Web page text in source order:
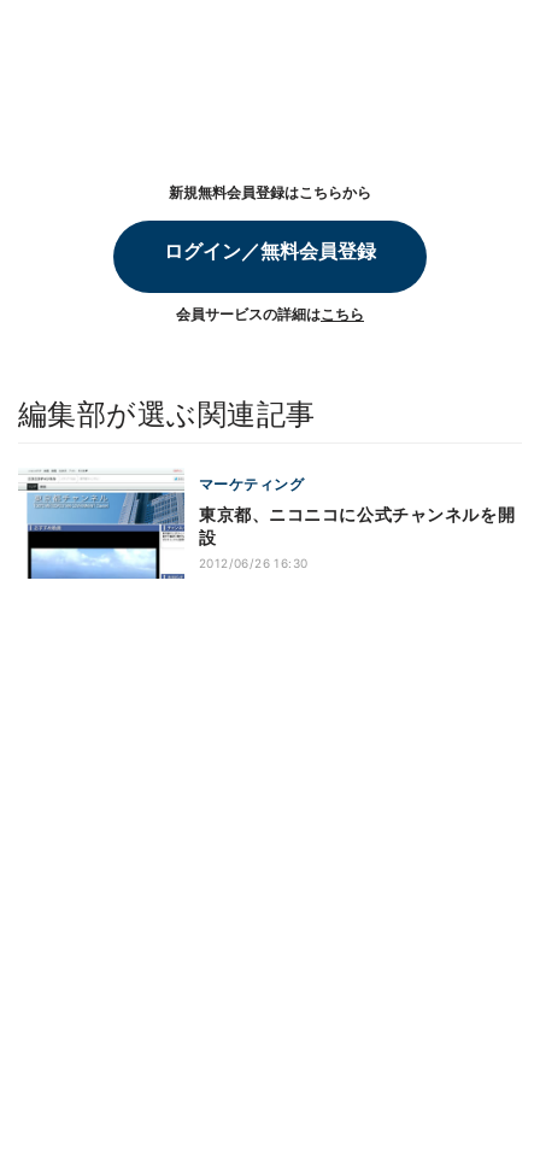
新規無料会員登録はこちらから
ログイン／無料会員登録
会員サービスの詳細はこちら
編集部が選ぶ関連記事
マーケティング
東京都、ニコニコに公式チャンネルを開
設
2012/06/26 16:30